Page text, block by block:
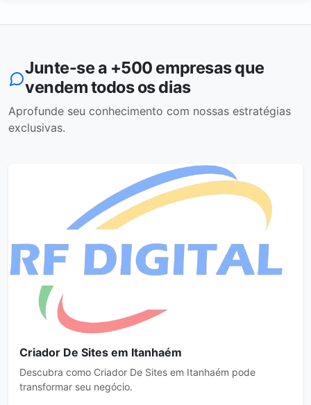
Junte-se a +500 empresas que
vendem todos os dias
Aprofunde seu conhecimento com nossas estratégias
exclusivas.
Criador De Sites em Itanhaém
Descubra como Criador De Sites em Itanhaém pode
transformar seu negócio.